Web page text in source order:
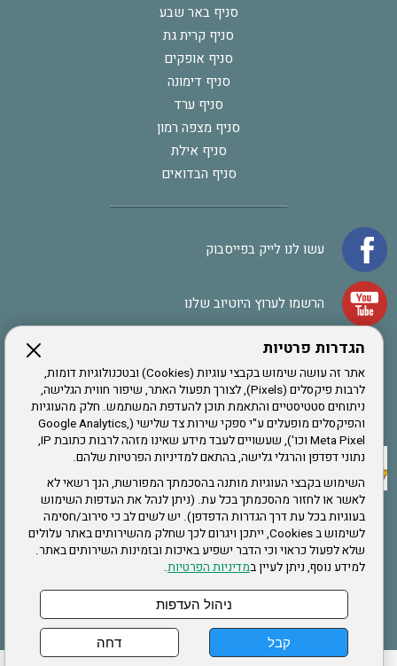
הגדרות פרטיות
אתר זה עושה שימוש בקבצי עוגיות (Cookies) ובטכנולוגיות דומות,
לרבות פיקסלים (Pixels), לצורך תפעול האתר, שיפור חווית הגלישה,
ניתוחים סטטיסטיים והתאמת תוכן להעדפת המשתמש. חלק מהעוגיות
והפיקסלים מופעלים ע"י ספקי שירות צד שלישי (Google Analytics,
Meta Pixel וכו'), שעשויים לעבד מידע שאינו מזהה לרבות כתובת IP,
נתוני דפדפן והרגלי גלישה, בהתאם למדיניות הפרטיות שלהם.
השימוש בקבצי העוגיות מותנה בהסכמתך המפורשת, הנך רשאי לא
לאשר או לחזור מהסכמתך בכל עת. (ניתן לנהל את העדפות השימוש
בעוגיות בכל עת דרך הגדרות הדפדפן). יש לשים לב כי סירוב/חסימה
לשימוש ב Cookies, ייתכן ויגרום לכך שחלק מהשירותים באתר עלולים
שלא לפעול כראוי וכי הדבר ישפיע באיכות ובזמינות השירותים באתר.
למידע נוסף, ניתן לעיין במדיניות הפרטיות.
קבל דחה
ניהול העדפות
סניף באר שבע
סניף קרית גת
סניף אופקים
סניף דימונה
סניף ערד
סניף מצפה רמון
סניף אילת
סניף הבדואים
עשו לנו לייק בפייסבוק
הרשמו לערוץ היוטיוב שלנו
אתר צה"ל
תקנון האתר
שירותים
תעסוקה
בריאות